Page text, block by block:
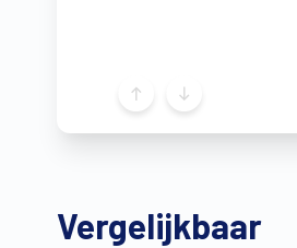
Vergelijkbaar